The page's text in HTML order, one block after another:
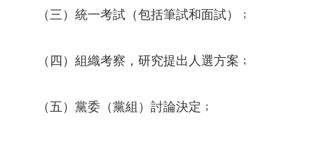
（三）統一考試（包括筆試和面試）﹔
（四）組織考察，研究提出人選方案﹔
（五）黨委（黨組）討論決定﹔